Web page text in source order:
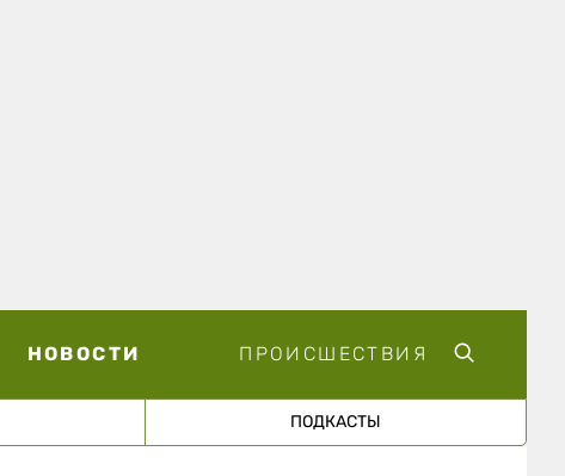
НОВОСТИ ПРОИСШЕСТВИЯ
ПОДКАСТЫ